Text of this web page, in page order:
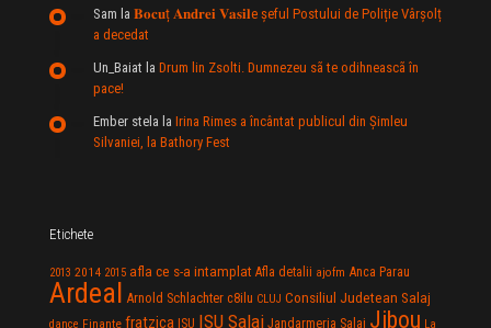
Sam la 𝐁𝐨𝐜𝐮ț 𝐀𝐧𝐝𝐫𝐞𝐢 𝐕𝐚𝐬𝐢𝐥e şeful Postului de Poliție Vârșolț
a decedat
Un_Baiat la Drum lin Zsolti. Dumnezeu sã te odihneascã în
pace!
Ember stela la Irina Rimes a încântat publicul din Şimleu
Silvaniei, la Bathory Fest
Etichete
2013 2014 2015 afla ce s-a intamplat Afla detalii ajofm Anca Parau
Ardeal Arnold Schlachter c8ilu CLUJ Consiliul Judetean Salaj
dance Finante fratzica ISU ISU Salaj Jandarmeria Salaj Jibou La